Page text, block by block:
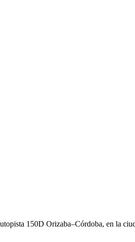
150D Orizaba–Córdoba, en la